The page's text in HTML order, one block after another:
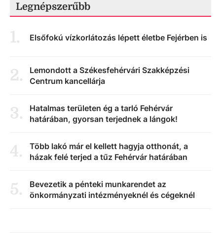
Legnépszerűbb
1. Elsőfokú vízkorlátozás lépett életbe Fejérben is
2.
Lemondott a Székesfehérvári Szakképzési
Centrum kancellárja
3.
Hatalmas területen ég a tarló Fehérvár
határában, gyorsan terjednek a lángok!
4.
Több lakó már el kellett hagyja otthonát, a
házak felé terjed a tűz Fehérvár határában
5.
Bevezetik a pénteki munkarendet az
önkormányzati intézményeknél és cégeknél